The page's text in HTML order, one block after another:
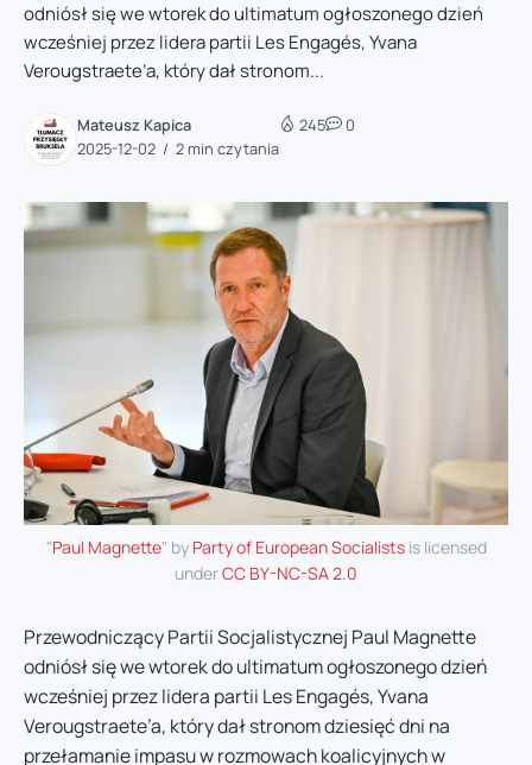
odniósł się we wtorek do ultimatum ogłoszonego dzień
wcześniej przez lidera partii Les Engagés, Yvana
Verougstraete’a, który dał stronom...
Mateusz Kapica
2025-12-02
2 min czytania
245 0
"Paul Magnette" by Party of European Socialistsis licensed
underCC BY-NC-SA 2.0
Przewodniczący Partii Socjalistycznej Paul Magnette
odniósł się we wtorek do ultimatum ogłoszonego dzień
wcześniej przez lidera partii Les Engagés, Yvana
Verougstraete’a, który dał stronom dziesięć dni na
przełamanie impasu w rozmowach koalicyjnych w